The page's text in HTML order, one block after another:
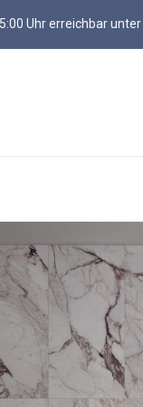
Uhr erreichbar unter